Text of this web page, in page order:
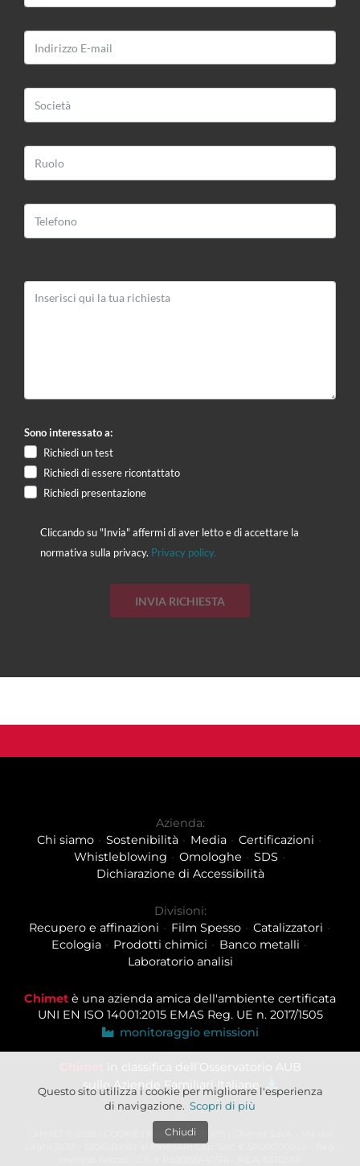
Sono interessato a:
Richiedi un test
Richiedi di essere ricontattato
Richiedi presentazione
Cliccando su "Invia" affermi di aver letto e di accettare la
normativa sulla privacy. Privacy policy.
INVIA RICHIESTA
Azienda:
Chi siamo
Sostenibilità Media
Certificazioni
Whistleblowing
Omologhe
SDS
Dichiarazione di Accessibilità
Divisioni:
Recupero e affinazioni
Film Spesso
Catalizzatori
Ecologia
Prodotti chimici
Banco metalli
Laboratorio analisi
Chimet è una azienda amica dell'ambiente certificata
UNI EN ISO 14001:2015 EMAS Reg. UE n. 2017/1505
monitoraggio emissioni
in classifica dell’Osservatorio AUB
sulle Aziende Familiari Italiane
POLICY|CREDITS
Laghi 31/33 – 52041 Badia al Pino (AR) Cap. Soc. € 50.000.000 i.v. - Reg.
Via Impiano 1
Web:www.bloomart.it
Questo sito utilizza i cookie per migliorare l'esperienza
di navigazione. Scopri di più
Chiudi